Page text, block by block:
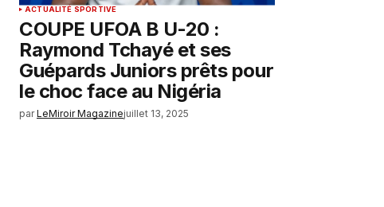
ACTUALITÉ SPORTIVE
COUPE UFOA B U-20 :
Raymond Tchayé et ses
Guépards Juniors prêts pour
le choc face au Nigéria
par LeMiroir Magazinejuillet 13, 2025